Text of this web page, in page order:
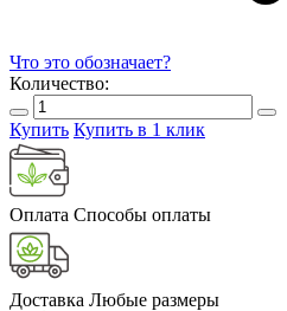
Что это обозначает?
Количество:
Купить Купить в 1 клик
Оплата Способы оплаты
Доставка Любые размеры